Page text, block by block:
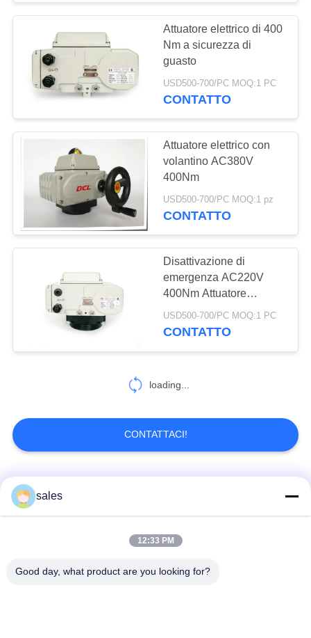
Attuatore elettrico di 400
Nm a sicurezza di
guasto
USD500-700/PC MOQ:1 PC
CONTATTO
Attuatore elettrico con
volantino AC380V
400Nm
USD500-700/PC MOQ:1 pz
CONTATTO
Disattivazione di
emergenza AC220V
400Nm Attuatore
elettrico sicuro dal
guasto
USD500-700/PC MOQ:1 PC
CONTATTO
loading...
CONTATTACI!
Categorie popolari
Attuatore multi-torno
sales
12:33 PM
Good day, what product are you looking for?